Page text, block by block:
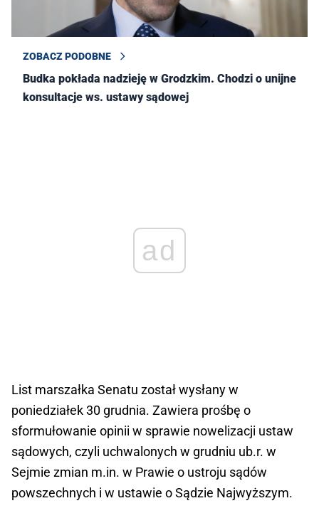
ZOBACZ PODOBNE
Budka pokłada nadzieję w Grodzkim. Chodzi o unijne
konsultacje ws. ustawy sądowej
ad
List marszałka Senatu został wysłany w
poniedziałek 30 grudnia. Zawiera prośbę o
sformułowanie opinii w sprawie nowelizacji ustaw
sądowych, czyli uchwalonych w grudniu ub.r. w
Sejmie zmian m.in. w Prawie o ustroju sądów
powszechnych i w ustawie o Sądzie Najwyższym.